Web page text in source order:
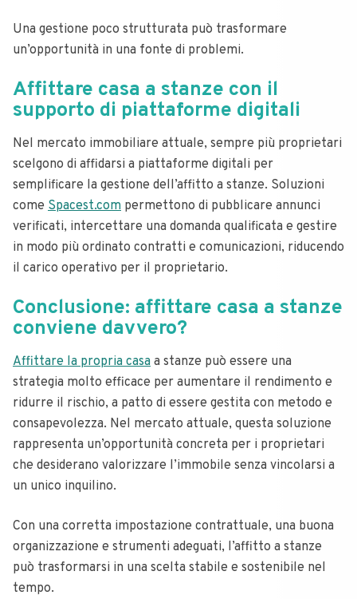
Una gestione poco strutturata può trasformare
un’opportunità in una fonte di problemi.
Affittare casa a stanze con il
supporto di piattaforme digitali
Nel mercato immobiliare attuale, sempre più proprietari
scelgono di affidarsi a piattaforme digitali per
semplificare la gestione dell’affitto a stanze. Soluzioni
come Spacest.com permettono di pubblicare annunci
verificati, intercettare una domanda qualificata e gestire
in modo più ordinato contratti e comunicazioni, riducendo
il carico operativo per il proprietario.
Conclusione: affittare casa a stanze
conviene davvero?
Affittare la propria casa a stanze può essere una
strategia molto efficace per aumentare il rendimento e
ridurre il rischio, a patto di essere gestita con metodo e
consapevolezza. Nel mercato attuale, questa soluzione
rappresenta un’opportunità concreta per i proprietari
che desiderano valorizzare l’immobile senza vincolarsi a
un unico inquilino.
Con una corretta impostazione contrattuale, una buona
organizzazione e strumenti adeguati, l’affitto a stanze
può trasformarsi in una scelta stabile e sostenibile nel
tempo.